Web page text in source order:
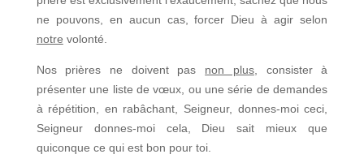
ne pouvons, en aucun cas, forcer Dieu à agir selon
notre volonté.
Nos prières ne doivent pas non plus, consister à
présenter une liste de vœux, ou une série de demandes
à répétition, en rabâchant, Seigneur, donnes-moi ceci,
Seigneur donnes-moi cela, Dieu sait mieux que
quiconque ce qui est bon pour toi.